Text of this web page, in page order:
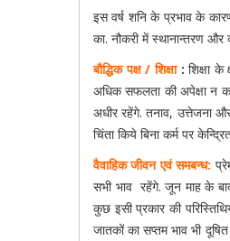
इस वर्ष शनि के प्रभाव के
का. नौकरी में स्थानान्तरण और
बौद्धिक पक्ष / शिक्षा :शिक्षा
अधिक सफलता की अपेक्षा न
अधीर रहेंगे. तनाव, उत्तेजना
चिंता किये बिना कर्म पर
वैवाहिक जीवन एवं समबन्ध:
सभी भाव रहेंगे. जून माह के
कुछ इसी प्रकार की
जातकों का सप्तम भाव भी